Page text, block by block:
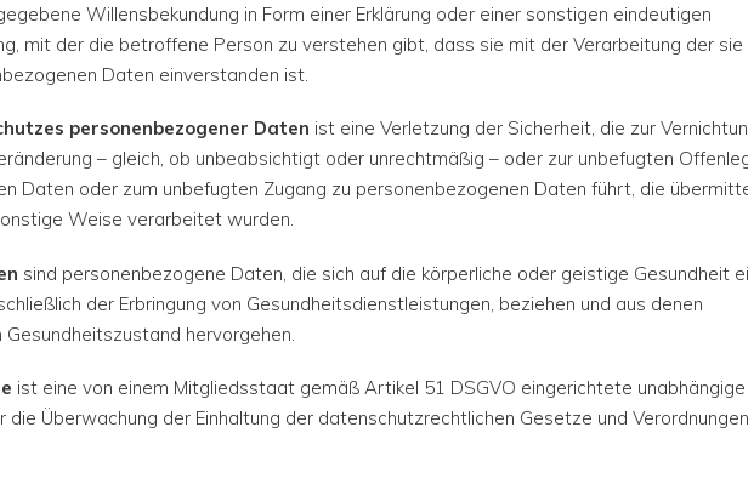
Willensbekundung in Form einer Erklärung oder einer sonstigen eindeutigen
mit der die betroffene Person zu verstehen gibt, dass sie mit der Verarbeitung der sie
Daten einverstanden ist.
personenbezogener Daten ist eine Verletzung der Sicherheit, die zur
– gleich, ob unbeabsichtigt oder unrechtmäßig – oder zur unbefugten
Daten oder zum unbefugten Zugang zu personenbezogenen Daten führt, die
Weise verarbeitet wurden.
sind personenbezogene Daten, die sich auf die körperliche oder geistige Gesundheit
der Erbringung von Gesundheitsdienstleistungen, beziehen und aus denen
hervorgehen.
ist eine von einem Mitgliedsstaat gemäß Artikel 51 DSGVO eingerichtete unabhängige
die Überwachung der Einhaltung der datenschutzrechtlichen Gesetze und Verordnungen